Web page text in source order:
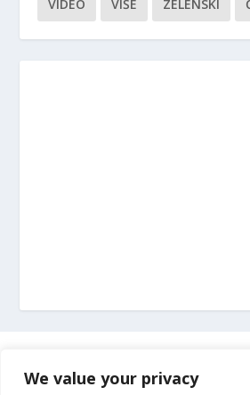
We value your privacy
VIDEO VIŠE ZELENSKI